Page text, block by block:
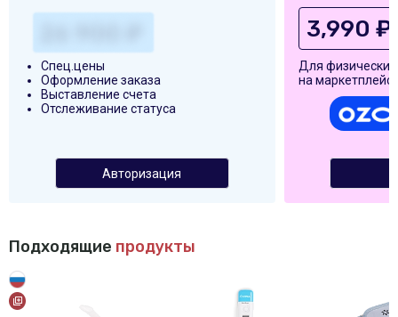
Спец.цены
Оформление заказа
Выставление счета
Отслеживание статуса
Авторизация
3,990 ₽
Для
на
Подходящие продукты